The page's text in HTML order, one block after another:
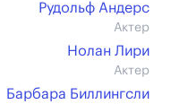
Рудольф Андерс
Актер
Нолан Лири
Актер
Барбара Биллингсли